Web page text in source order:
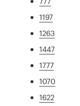
1197
1263
1447
1777
1070
1622